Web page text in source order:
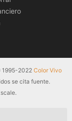
1995-2022 Color Vivo
se cita fuente.